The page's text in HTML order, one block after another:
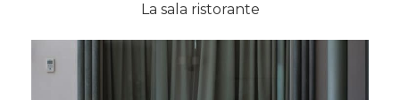
La sala ristorante